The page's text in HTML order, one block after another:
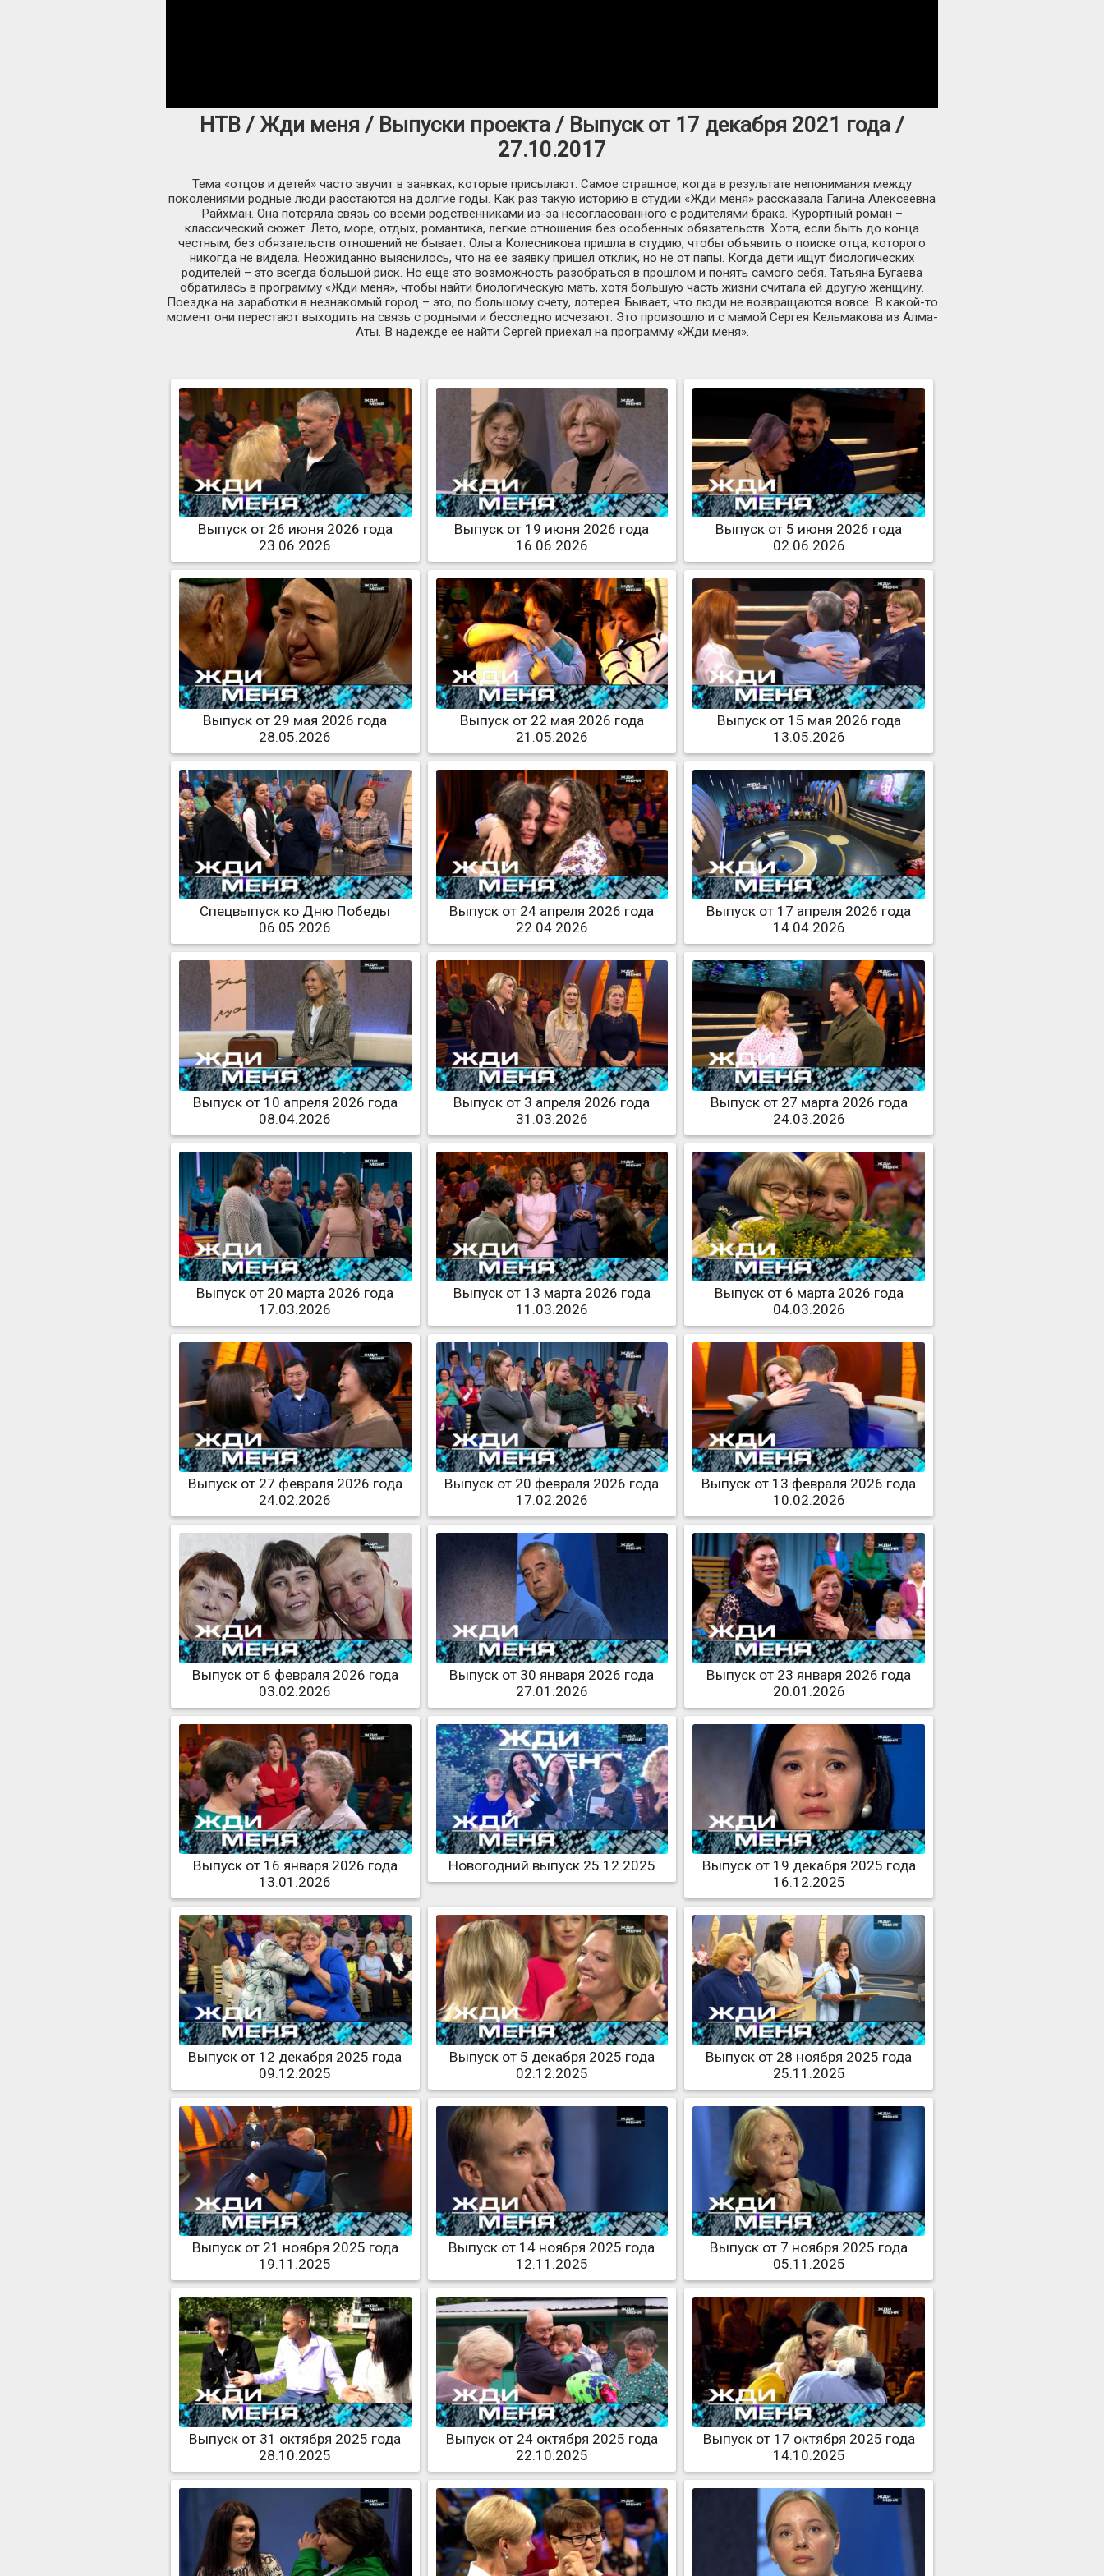
НТВ / Жди меня / Выпуски проекта / Выпуск от 17 декабря 2021 года /
27.10.2017
Тема «отцов и детей» часто звучит в заявках, которые присылают. Самое страшное, когда в результате непонимания между
поколениями родные люди расстаются на долгие годы. Как раз такую историю в студии «Жди меня» рассказала Галина Алексеевна
Райхман. Она потеряла связь со всеми родственниками из-за несогласованного с родителями брака. Курортный роман –
классический сюжет. Лето, море, отдых, романтика, легкие отношения без особенных обязательств. Хотя, если быть до конца
честным, без обязательств отношений не бывает. Ольга Колесникова пришла в студию, чтобы объявить о поиске отца, которого
никогда не видела. Неожиданно выяснилось, что на ее заявку пришел отклик, но не от папы. Когда дети ищут биологических
родителей – это всегда большой риск. Но еще это возможность разобраться в прошлом и понять самого себя. Татьяна Бугаева
обратилась в программу «Жди меня», чтобы найти биологическую мать, хотя большую часть жизни считала ей другую женщину.
Поездка на заработки в незнакомый город – это, по большому счету, лотерея. Бывает, что люди не возвращаются вовсе. В какой-то
момент они перестают выходить на связь с родными и бесследно исчезают. Это произошло и с мамой Сергея Кельмакова из Алма-
Аты. В надежде ее найти Сергей приехал на программу «Жди меня».
Выпуск от 26 июня 2026 года
23.06.2026
Выпуск от 19 июня 2026 года
16.06.2026
Выпуск от 5 июня 2026 года
02.06.2026
Выпуск от 29 мая 2026 года
28.05.2026
Выпуск от 22 мая 2026 года
21.05.2026
Выпуск от 15 мая 2026 года
13.05.2026
Спецвыпуск ко Дню Победы
06.05.2026
Выпуск от 24 апреля 2026 года
22.04.2026
Выпуск от 17 апреля 2026 года
14.04.2026
Выпуск от 10 апреля 2026 года
08.04.2026
Выпуск от 3 апреля 2026 года
31.03.2026
Выпуск от 27 марта 2026 года
24.03.2026
Выпуск от 20 марта 2026 года
17.03.2026
Выпуск от 13 марта 2026 года
11.03.2026
Выпуск от 6 марта 2026 года
04.03.2026
Выпуск от 27 февраля 2026 года
24.02.2026
Выпуск от 20 февраля 2026 года
17.02.2026
Выпуск от 13 февраля 2026 года
10.02.2026
Выпуск от 6 февраля 2026 года
03.02.2026
Выпуск от 30 января 2026 года
27.01.2026
Выпуск от 23 января 2026 года
20.01.2026
Выпуск от 16 января 2026 года
13.01.2026
Новогодний выпуск 25.12.2025
Выпуск от 19 декабря 2025 года
16.12.2025
Выпуск от 12 декабря 2025 года
09.12.2025
Выпуск от 5 декабря 2025 года
02.12.2025
Выпуск от 28 ноября 2025 года
25.11.2025
Выпуск от 21 ноября 2025 года
19.11.2025
Выпуск от 14 ноября 2025 года
12.11.2025
Выпуск от 7 ноября 2025 года
05.11.2025
Выпуск от 31 октября 2025 года
28.10.2025
Выпуск от 24 октября 2025 года
22.10.2025
Выпуск от 17 октября 2025 года
14.10.2025